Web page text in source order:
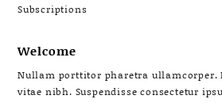
Subscriptions
Welcome
Nullam porttitor pharetra ullamcorper.
vitae nibh. Suspendisse consectetur